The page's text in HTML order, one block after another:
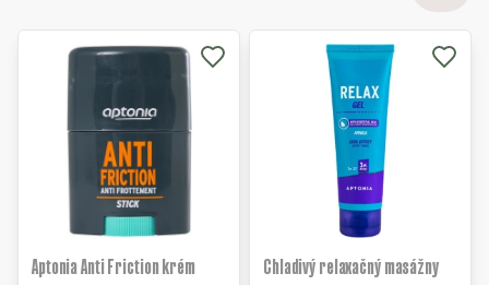
Aptonia Anti Friction krém
Chladivý relaxačný masážny